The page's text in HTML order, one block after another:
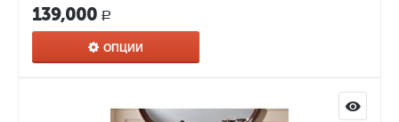
139,000 Р
ОПЦИИ